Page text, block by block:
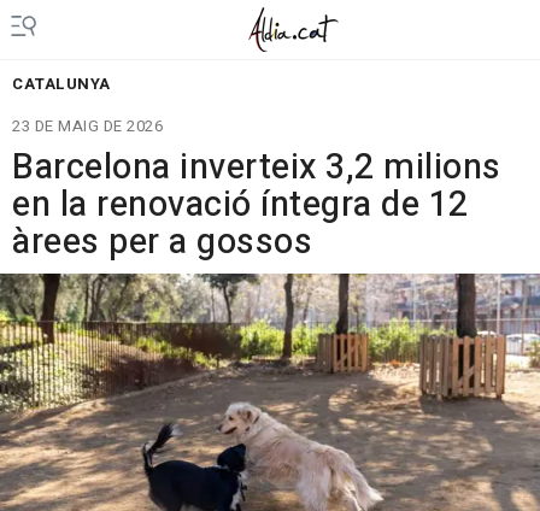
CATALUNYA
23 DE MAIG DE 2026
Barcelona inverteix 3,2 milions
en la renovació íntegra de 12
àrees per a gossos